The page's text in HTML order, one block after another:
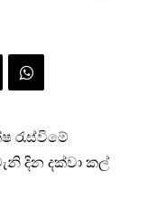
රැස්විමේ
දින දක්වා කල්